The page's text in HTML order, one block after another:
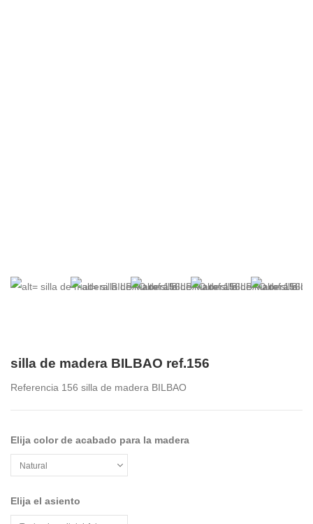
silla de madera BILBAO ref.156
Referencia 156 silla de madera BILBAO
Elija color de acabado para la madera
Elija el asiento